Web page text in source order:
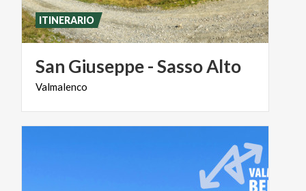
San Giuseppe-SassoAlto
Valmalenco
ITINERARIO